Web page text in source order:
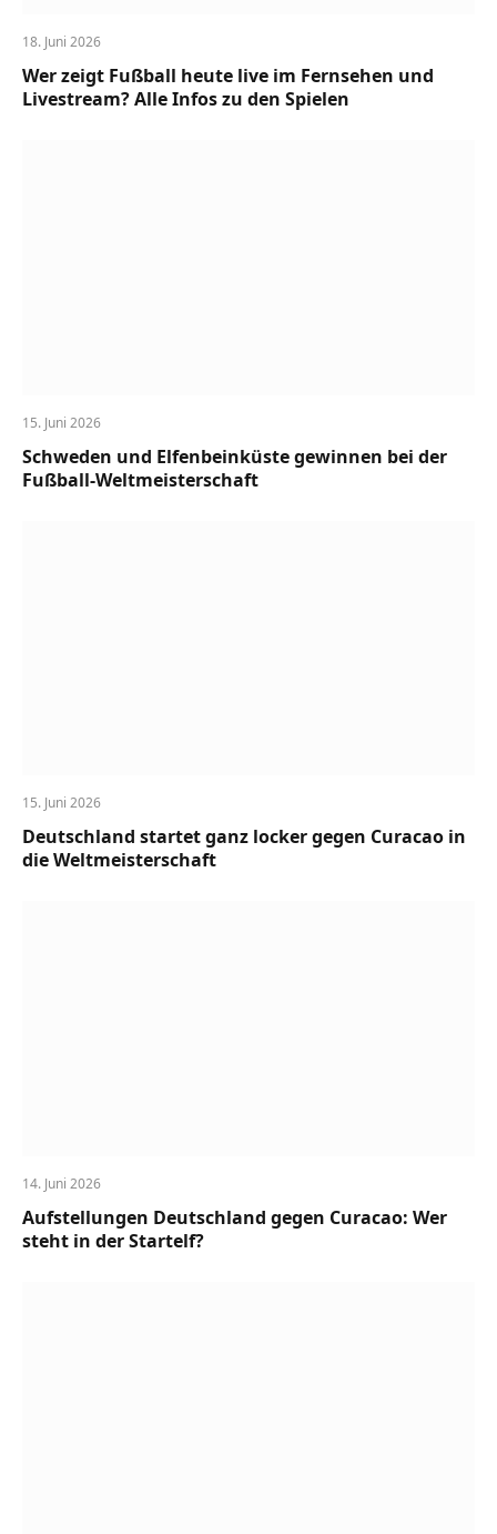
18. Juni 2026
Wer zeigt Fußball heute live im Fernsehen und
Livestream? Alle Infos zu den Spielen
15. Juni 2026
Schweden und Elfenbeinküste gewinnen bei der
Fußball-Weltmeisterschaft
15. Juni 2026
Deutschland startet ganz locker gegen Curacao in
die Weltmeisterschaft
14. Juni 2026
Aufstellungen Deutschland gegen Curacao: Wer
steht in der Startelf?